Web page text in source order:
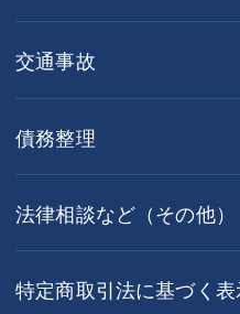
交通事故
債務整理
法律相談など（その他）
特定商取引法に基づく